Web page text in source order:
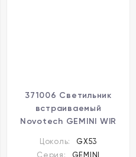
371006 Светильник
встраиваемый
Novotech GEMINI WIR
12Вт 220-240V
Цоколь:
GX53
Серия:
GEMINI